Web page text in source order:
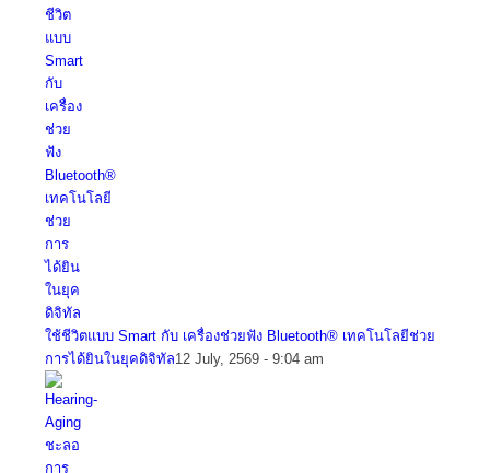
ใช้ชีวิตแบบ Smart กับ เครื่องช่วยฟัง Bluetooth® เทคโนโลยีช่วย
การได้ยินในยุคดิจิทัล12 July, 2569 - 9:04 am